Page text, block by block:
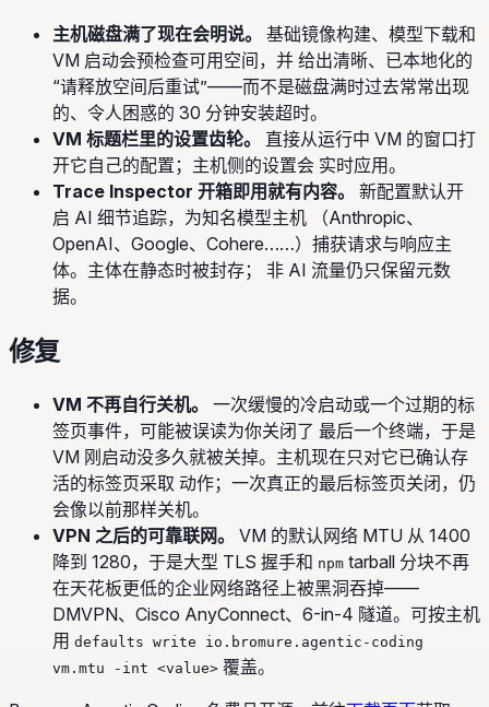
主机磁盘满了现在会明说。
基础镜像构建、模型下载和
VM 启动会预检查可用空间，并 给出清晰、已本地化的
“请释放空间后重试”——而不是磁盘满时过去常常出现
的、令人困惑的 30 分钟安装超时。
VM 标题栏里的设置齿轮。
直接从运行中 VM 的窗口打
开它自己的配置；主机侧的设置会 实时应用。
Trace Inspector 开箱即用就有内容。
新配置默认开
启 AI 细节追踪，为知名模型主机 （Anthropic、
OpenAI、Google、Cohere……）捕获请求与响应主
体。主体在静态时被封存； 非 AI 流量仍只保留元数
据。
修复
VM 不再自行关机。
一次缓慢的冷启动或一个过期的标
签页事件，可能被误读为你关闭了 最后一个终端，于是
VM 刚启动没多久就被关掉。主机现在只对它已确认存
活的标签页采取 动作；一次真正的最后标签页关闭，仍
会像以前那样关机。
VPN 之后的可靠联网。
VM 的默认网络 MTU 从 1400
降到 1280，于是大型 TLS 握手和 npm tarball 分块不再
在天花板更低的企业网络路径上被黑洞吞掉——
DMVPN、Cisco AnyConnect、6-in-4 隧道。可按主机
用 defaults write io.bromure.agentic-coding
vm.mtu -int <value> 覆盖。